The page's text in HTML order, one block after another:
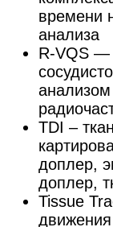
времени
анализа
R-VQS —
TDI –
доплер,
доплер,
Tissue